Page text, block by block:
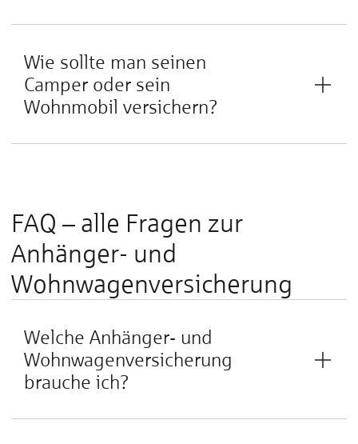
Wie sollte man seinen
Camper oder sein
Wohnmobil versichern?
FAQ – alle Fragen zur
Anhänger- und
Wohnwagenversicherung
Welche Anhänger- und
Wohnwagenversicherung
brauche ich?